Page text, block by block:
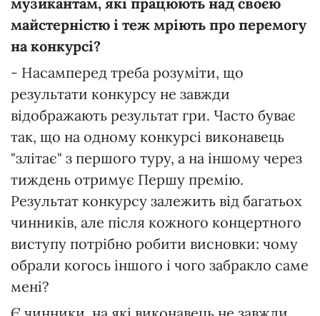
майстерністю і теж мріють про перемогу
на конкурсі?
- Насамперед треба розуміти, що
результати конкурсу не завжди
відображають результат гри. Часто буває
так, що на одному конкурсі виконавець
"злітає" з першого туру, а на іншому через
тиждень отримує Першу премію.
Результат конкурсу залежить від багатьох
чинників, але після кожного концертного
виступу потрібно робити висновки: чому
обрали когось іншого і чого забракло саме
мені?